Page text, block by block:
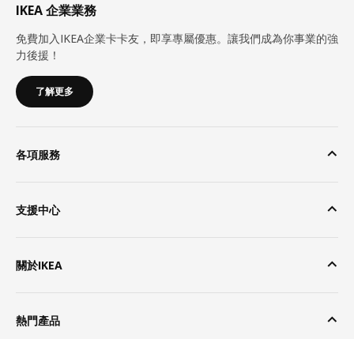
IKEA 企業業務
免費加入IKEA企業卡卡友，即享專屬優惠。讓我們成為你事業的強
力後援！
了解更多
各項服務
支援中心
關於IKEA
熱門產品